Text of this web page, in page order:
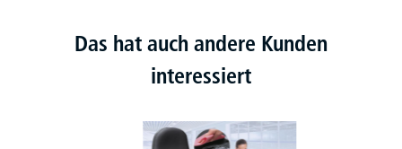
Das hat auch andere Kunden
interessiert